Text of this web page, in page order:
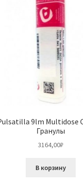
9lm Multidose
Гранулы
3164,00₽
В корзину